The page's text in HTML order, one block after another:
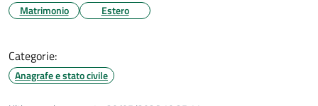
Matrimonio Estero
Categorie:
Anagrafe e stato civile